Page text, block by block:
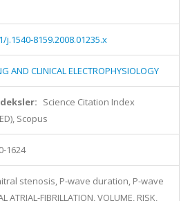
j.1540-8159.2008.01235.x
AND CLINICAL ELECTROPHYSIOLOGY
Science Citation Index
Scopus
1624
stenosis, P-wave duration, P-wave
FIBRILLATION, VOLUME, RISK,